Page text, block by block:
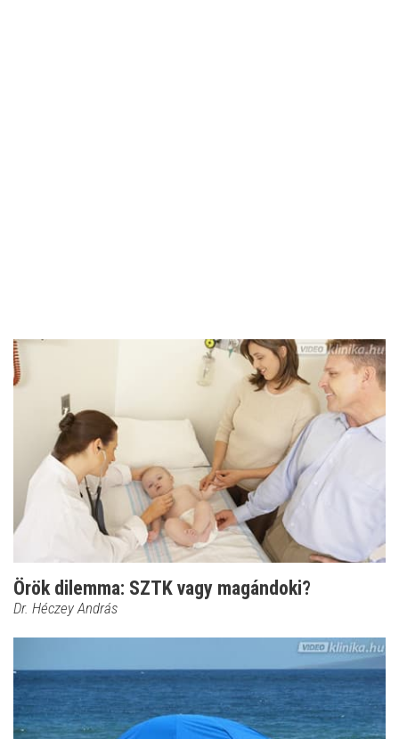
Örök dilemma: SZTK vagy magándoki?
Dr. Héczey András